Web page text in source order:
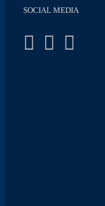
SOCIAL MEDIA